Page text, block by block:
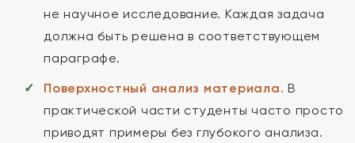
не научное исследование. Каждая задача
должна быть решена в соответствующем
параграфе.
Поверхностный анализ материала. В
практической части студенты часто просто
приводят примеры без глубокого анализа.